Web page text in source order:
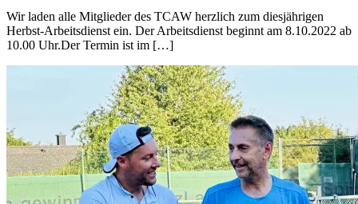
Wir laden alle Mitglieder des TCAW herzlich zum diesjährigen
Herbst-Arbeitsdienst ein. Der Arbeitsdienst beginnt am 8.10.2022 ab
10.00 Uhr.Der Termin ist im […]